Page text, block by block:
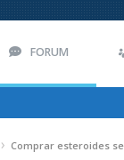
FORUM
› Comprar esteroides